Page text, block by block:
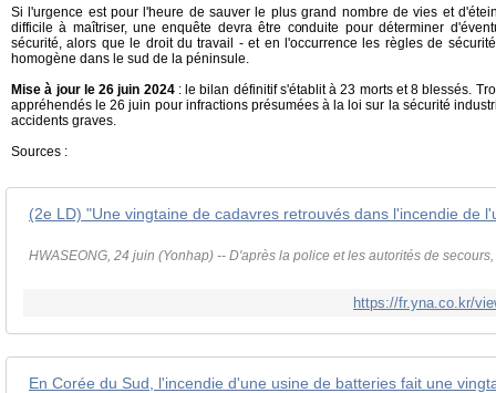
Si l'urgence est pour l'heure de sauver le plus grand nombre de vies et
difficile à maîtriser, une enquête devra être conduite pour déterminer
sécurité, alors que le droit du travail - et en l'occurrence les règles de
homogène dans le sud de la péninsule.
Mise à jour le 26 juin 2024: le bilan définitif s'établit à 23 morts et 8 blessés.
appréhendés le 26 juin pour infractions présumées à la loi sur la sécurité
accidents graves.
Sources :
HWASEONG, 24 juin (Yonhap) -- D'après la police et les autorités de
https://fr.yna.co.kr/
En Corée du Sud, l'incendie d'une usine de batteries fait une